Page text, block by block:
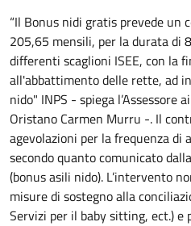
“Il Bonus nidi gratis prevede un
205,65 mensili, per la durata di
differenti scaglioni ISEE, con la
all'abbattimento delle rette, ad
nido" INPS - spiega l’Assessore
Oristano Carmen Murru -. Il
agevolazioni per la frequenza di
secondo quanto comunicato
(bonus asili nido). L’intervento
misure di sostegno alla
Servizi per il baby sitting, ect.) e